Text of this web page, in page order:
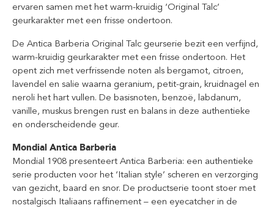
ervaren samen met het warm-kruidig ‘Original Talc’
geurkarakter met een frisse ondertoon.
De Antica Barberia Original Talc geurserie bezit een verfijnd,
warm-kruidig geurkarakter met een frisse ondertoon. Het
opent zich met verfrissende noten als bergamot, citroen,
lavendel en salie waarna geranium, petit-grain, kruidnagel en
neroli het hart vullen. De basisnoten, benzoë, labdanum,
vanille, muskus brengen rust en balans in deze authentieke
en onderscheidende geur.
Mondial Antica Barberia
Mondial 1908 presenteert Antica Barberia: een authentieke
serie producten voor het ‘Italian style’ scheren en verzorging
van gezicht, baard en snor. De productserie toont stoer met
nostalgisch Italiaans raffinement – een eyecatcher in de